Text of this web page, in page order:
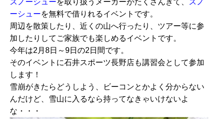
スノーシューを取り扱うメーカーがたくさんきて、
スノ
ーシューを無料で借りれるイベントです。
周辺を散策したり、近くの山へ行ったり、ツアー等に参
加したりしてご家族でも楽しめるイベントです。
今年は2月8日～9日の2日間です。
そのイベントに石井スポーツ長野店も講習会として参加
します！
雪崩がきたらどうしよう、ビーコンとかよく分からない
んだけど、雪山に入るなら持ってなきゃいけないよ
な・・・